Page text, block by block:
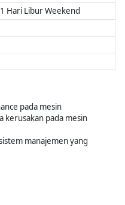
Hari Libur Weekend
pada mesin
kerusakan pada mesin
manajemen yang